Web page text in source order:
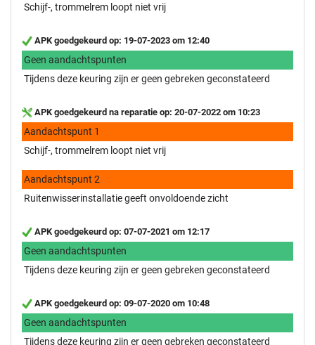
Schijf-, trommelrem loopt niet vrij
APK goedgekeurd op: 19-07-2023 om 12:40
Geen aandachtspunten
Tijdens deze keuring zijn er geen gebreken geconstateerd
APK goedgekeurd na reparatie op: 20-07-2022 om 10:23
Aandachtspunt 1
Schijf-, trommelrem loopt niet vrij
Aandachtspunt 2
Ruitenwisserinstallatie geeft onvoldoende zicht
APK goedgekeurd op: 07-07-2021 om 12:17
Geen aandachtspunten
Tijdens deze keuring zijn er geen gebreken geconstateerd
APK goedgekeurd op: 09-07-2020 om 10:48
Geen aandachtspunten
Tijdens deze keuring zijn er geen gebreken geconstateerd